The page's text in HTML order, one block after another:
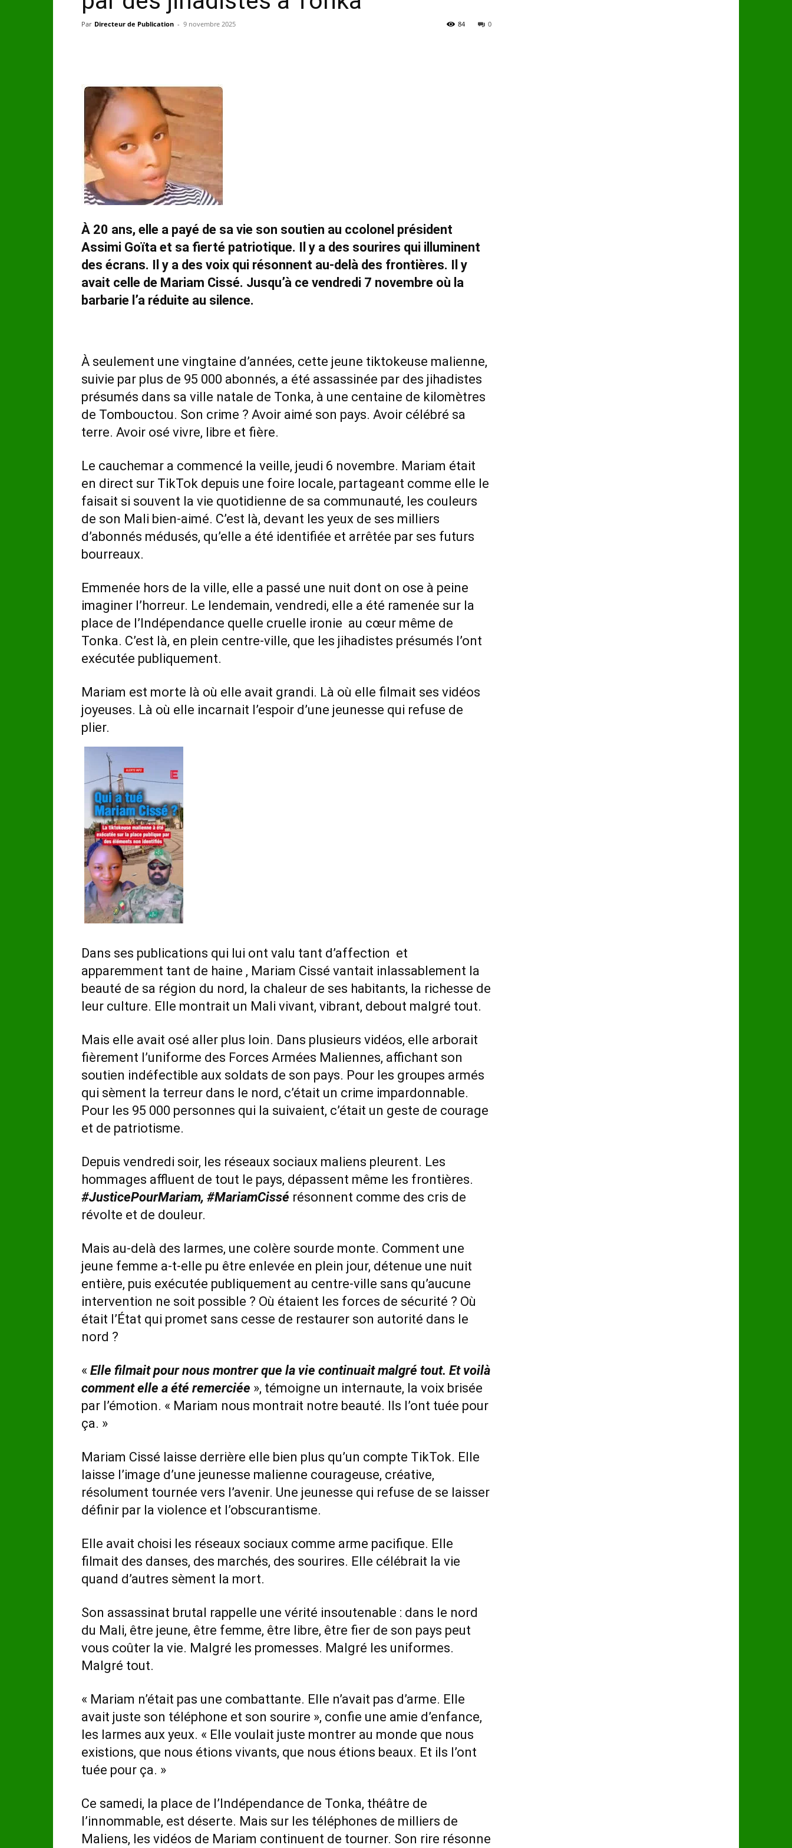
Par Directeur de Publication - 9 novembre 2025 0
84
À 20 ans, elle a payé de sa vie son soutien au ccolonel président
Assimi Goïta et sa fierté patriotique. Il y a des sourires qui illuminent
des écrans. Il y a des voix qui résonnent au-delà des frontières. Il y
avait celle de Mariam Cissé. Jusqu’à ce vendredi 7 novembre où la
barbarie l’a réduite au silence.
À seulement une vingtaine d’années, cette jeune tiktokeuse malienne,
suivie par plus de 95 000 abonnés, a été assassinée par des jihadistes
présumés dans sa ville natale de Tonka, à une centaine de kilomètres
de Tombouctou. Son crime ? Avoir aimé son pays. Avoir célébré sa
terre. Avoir osé vivre, libre et fière.
Le cauchemar a commencé la veille, jeudi 6 novembre. Mariam était
en direct sur TikTok depuis une foire locale, partageant comme elle le
faisait si souvent la vie quotidienne de sa communauté, les couleurs
de son Mali bien-aimé. C’est là, devant les yeux de ses milliers
d’abonnés médusés, qu’elle a été identifiée et arrêtée par ses futurs
bourreaux.
Emmenée hors de la ville, elle a passé une nuit dont on ose à peine
imaginer l’horreur. Le lendemain, vendredi, elle a été ramenée sur la
place de l’Indépendance quelle cruelle ironie au cœur même de
Tonka. C’est là, en plein centre-ville, que les jihadistes présumés l’ont
exécutée publiquement.
Mariam est morte là où elle avait grandi. Là où elle filmait ses vidéos
joyeuses. Là où elle incarnait l’espoir d’une jeunesse qui refuse de
plier.
Dans ses publications qui lui ont valu tant d’affection et
apparemment tant de haine , Mariam Cissé vantait inlassablement la
beauté de sa région du nord, la chaleur de ses habitants, la richesse de
leur culture. Elle montrait un Mali vivant, vibrant, debout malgré tout.
Mais elle avait osé aller plus loin. Dans plusieurs vidéos, elle arborait
fièrement l’uniforme des Forces Armées Maliennes, affichant son
soutien indéfectible aux soldats de son pays. Pour les groupes armés
qui sèment la terreur dans le nord, c’était un crime impardonnable.
Pour les 95 000 personnes qui la suivaient, c’était un geste de courage
et de patriotisme.
Depuis vendredi soir, les réseaux sociaux maliens pleurent. Les
hommages affluent de tout le pays, dépassent même les frontières.
#JusticePourMariam, #MariamCissé résonnent comme des cris de
révolte et de douleur.
Mais au-delà des larmes, une colère sourde monte. Comment une
jeune femme a-t-elle pu être enlevée en plein jour, détenue une nuit
entière, puis exécutée publiquement au centre-ville sans qu’aucune
intervention ne soit possible ? Où étaient les forces de sécurité ? Où
était l’État qui promet sans cesse de restaurer son autorité dans le
nord ?
« Elle filmait pour nous montrer que la vie continuait malgré tout. Et voilà
comment elle a été remerciée », témoigne un internaute, la voix brisée
par l’émotion. « Mariam nous montrait notre beauté. Ils l’ont tuée pour
ça. »
Mariam Cissé laisse derrière elle bien plus qu’un compte TikTok. Elle
laisse l’image d’une jeunesse malienne courageuse, créative,
résolument tournée vers l’avenir. Une jeunesse qui refuse de se laisser
définir par la violence et l’obscurantisme.
Elle avait choisi les réseaux sociaux comme arme pacifique. Elle
filmait des danses, des marchés, des sourires. Elle célébrait la vie
quand d’autres sèment la mort.
Son assassinat brutal rappelle une vérité insoutenable : dans le nord
du Mali, être jeune, être femme, être libre, être fier de son pays peut
vous coûter la vie. Malgré les promesses. Malgré les uniformes.
Malgré tout.
« Mariam n’était pas une combattante. Elle n’avait pas d’arme. Elle
avait juste son téléphone et son sourire », confie une amie d’enfance,
les larmes aux yeux. « Elle voulait juste montrer au monde que nous
existions, que nous étions vivants, que nous étions beaux. Et ils l’ont
tuée pour ça. »
Ce samedi, la place de l’Indépendance de Tonka, théâtre de
l’innommable, est déserte. Mais sur les téléphones de milliers de
Maliens, les vidéos de Mariam continuent de tourner. Son rire résonne